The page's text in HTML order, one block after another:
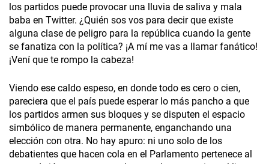
los partidos puede provocar una lluvia de saliva y mala
baba en Twitter. ¿Quién sos vos para decir que existe
alguna clase de peligro para la república cuando la gente
se fanatiza con la política? ¡A mí me vas a llamar fanático!
¡Vení que te rompo la cabeza!
Viendo ese caldo espeso, en donde todo es cero o cien,
pareciera que el país puede esperar lo más pancho a que
los partidos armen sus bloques y se disputen el espacio
simbólico de manera permanente, enganchando una
elección con otra. No hay apuro: ni uno solo de los
debatientes que hacen cola en el Parlamento pertenece al